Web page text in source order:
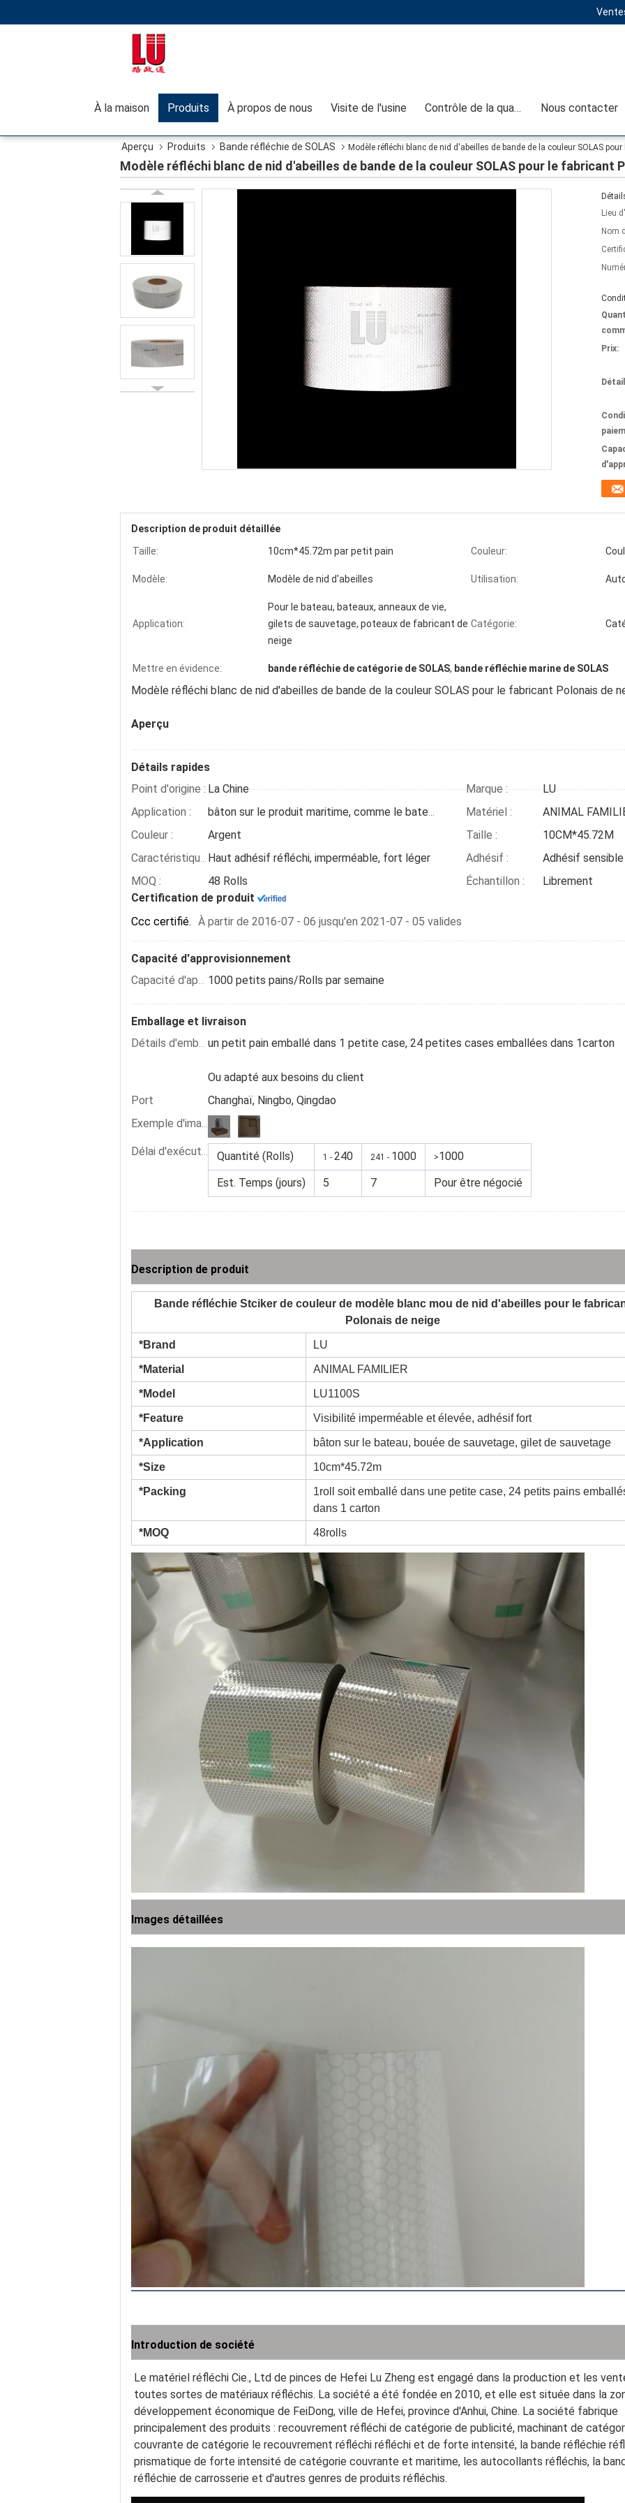
À la maison Produits À propos de nous Visite de l'usine Contrôle de la qualité Nous contacter
Aperçu Produits Bande réfléchie de SOLAS Modèle réfléchi blanc de nid d'abeilles de bande de la couleur SOLAS
Modèle réfléchi blanc de nid d'abeilles de bande de la couleur SOLAS pour le fabricant
Lieu
Nom
Prix:
Description de produit détaillée
Taille:
10cm*45.72m par petit pain Couleur:
Modèle: Modèle de nid d'abeilles Utilisation:
Application:
Pour le bateau, bateaux, anneaux de vie,
gilets de sauvetage, poteaux de fabricant de
neige
Catégorie:
Mettre en évidence: bande réfléchie de catégorie de SOLAS, bande réfléchie marine de SOLAS
Modèle réfléchi blanc de nid d'abeilles de bande de la couleur SOLAS pour le fabricant Polonais de
Aperçu
Détails rapides
Point d'origine :La Chine Marque :
LU
Application :
bâton sur le produit maritime, comme le bateau, bateau, bouée de sauvetage, poteau de neige Matériel :
ANIMAL
Couleur :
Argent Taille : 10CM*45.72M
Caractéristique : Haut adhésif réfléchi, imperméable, fort léger Adhésif :
Adhésif
MOQ :
48 Rolls Échantillon :
Librement
Certification de produit
Ccc certifié. À partir de 2016-07 - 06 jusqu'en 2021-07 - 05 valides
Capacité d'approvisionnement
Capacité d'approvisionnement : 1000 petits pains/Rolls par semaine
Emballage et livraison
Détails d'emballage un petit pain emballé dans 1 petite case, 24 petites cases emballées dans 1carton
Ou adapté aux besoins du client
Port
Changhaï, Ningbo, Qingdao
Exemple d'image :
Délai d'exécution : Quantité (Rolls) 1 - 240 241 - 1000 >1000
Est. Temps (jours)
5 7 Pour être négocié
Description de produit
Bande réfléchie Stciker de couleur de modèle blanc mou de nid d'abeilles pour le
Polonais de neige
*Brand LU
*Material ANIMAL FAMILIER
*Model LU1100S
*Feature Visibilité imperméable et élevée, adhésif fort
*Application bâton sur le bateau, bouée de sauvetage, gilet de sauvetage
*Size 10cm*45.72m
*Packing
1roll soit emballé dans une petite case, 24 petits pains
dans 1 carton
*MOQ 48rolls
Images détaillées
Introduction de société
Le matériel réfléchi Cie., Ltd de pinces de Hefei Lu Zheng est engagé dans la production et les
toutes sortes de matériaux réfléchis. La société a été fondée en 2010, et elle est située dans la
développement économique de FeiDong, ville de Hefei, province d'Anhui, Chine. La société fabrique
principalement des produits : recouvrement réfléchi de catégorie de publicité, machinant de
couvrante de catégorie le recouvrement réfléchi réfléchi et de forte intensité, la bande réfléchie
prismatique de forte intensité de catégorie couvrante et maritime, les autocollants réfléchis, la
réfléchie de carrosserie et d'autres genres de produits réfléchis.